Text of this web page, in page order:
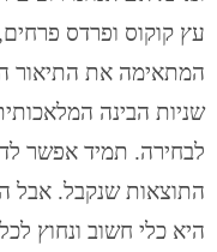
עץ קוקוס ופרדס
המתאימה את התיאור
שניות הבינה
לבחירה. תמיד אפשר
התוצאות שנקבל. אבל
היא כלי חשוב ונחוץ